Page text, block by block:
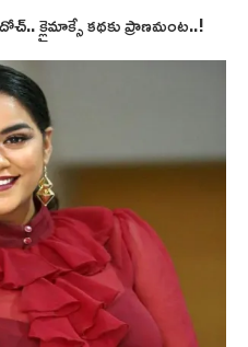
క్లైమాక్సే కథకు ప్రాణమంట..!